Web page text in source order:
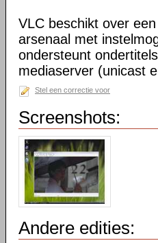
VLC beschikt over
arsenaal met
ondersteunt
mediaserver (unicast
Stel een correctie voor
Screenshots:
Andere edities: